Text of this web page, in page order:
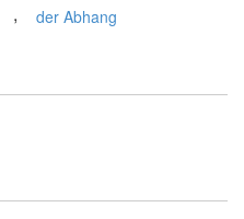
, der Abhang